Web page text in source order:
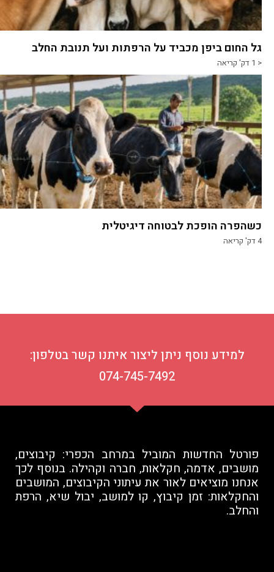
גל החום ביפן מכביד על הרפתות ועל תנובת החלב
< 1 דק' קריאה
כשהפרה הופכת לבטוחה דיגיטלית
4דק' קריאה
למידע נוסף ניתן ליצור איתנו קשר בטלפון:
074-745-7492
פורטל החדשות המוביל במרחב הכפרי: קיבוצים,
מושבים, אדמה, חקלאות, חברה וקהילה. בנוסף לכך
אנחנו מוציאים לאור את עיתוני הקיבוצים, המושבים
והחקלאות: זמן קיבוץ, קו למושב, יבול שיא, הרפת
והחלב.